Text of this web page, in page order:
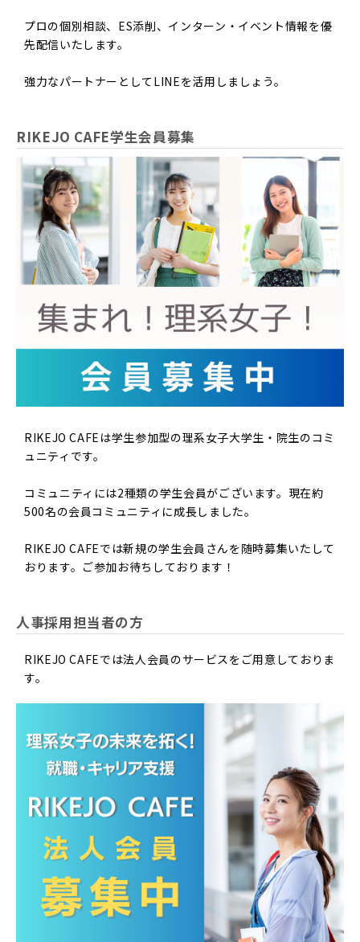
プロの個別相談、ES添削、インターン・イベント情報を優
先配信いたします。
強力なパートナーとしてLINEを活用しましょう。
RIKEJO CAFE学生会員募集
RIKEJO CAFEは学生参加型の理系女子大学生・院生のコミ
ュニティです。
コミュニティには2種類の学生会員がございます。現在約
500名の会員コミュニティに成長しました。
RIKEJO CAFEでは新規の学生会員さんを随時募集いたして
おります。ご参加お待ちしております！
人事採用担当者の方
RIKEJO CAFEでは法人会員のサービスをご用意しておりま
す。